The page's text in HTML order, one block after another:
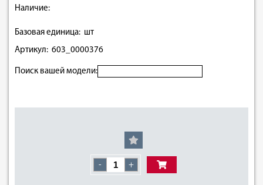
Наличие:
Базовая единица: шт
Артикул: 603_0000376
Поиск вашей модели:
- +